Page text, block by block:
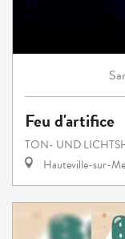
Feu d'artifice
TON- UND
Hauteville-sur-